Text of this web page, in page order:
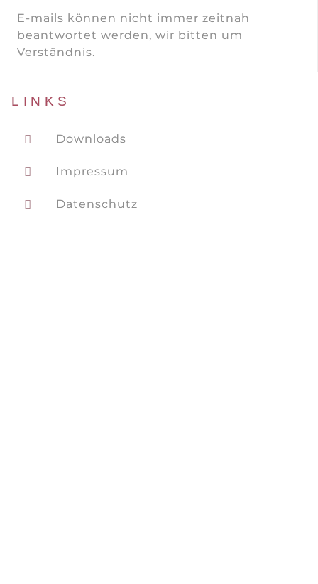
E-mails können nicht immer zeitnah
beantwortet werden, wir bitten um
Verständnis.
LINKS
Downloads
Impressum
Datenschutz